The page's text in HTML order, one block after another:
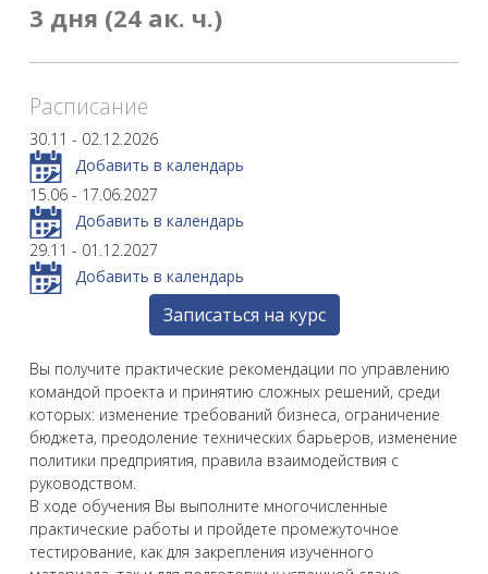
Вы получите практические рекомендации по управлению
командой проекта и принятию сложных решений, среди
которых: изменение требований бизнеса, ограничение
бюджета, преодоление технических барьеров, изменение
политики предприятия, правила взаимодействия с
руководством.
В ходе обучения Вы выполните многочисленные
практические работы и пройдете промежуточное
тестирование, как для закрепления изученного
3 дня (24 ак. ч.)
Расписание
30.11 - 02.12.2026
Добавить в календарь
15.06 - 17.06.2027
Добавить в календарь
29.11 - 01.12.2027
Добавить в календарь
Записаться на курс